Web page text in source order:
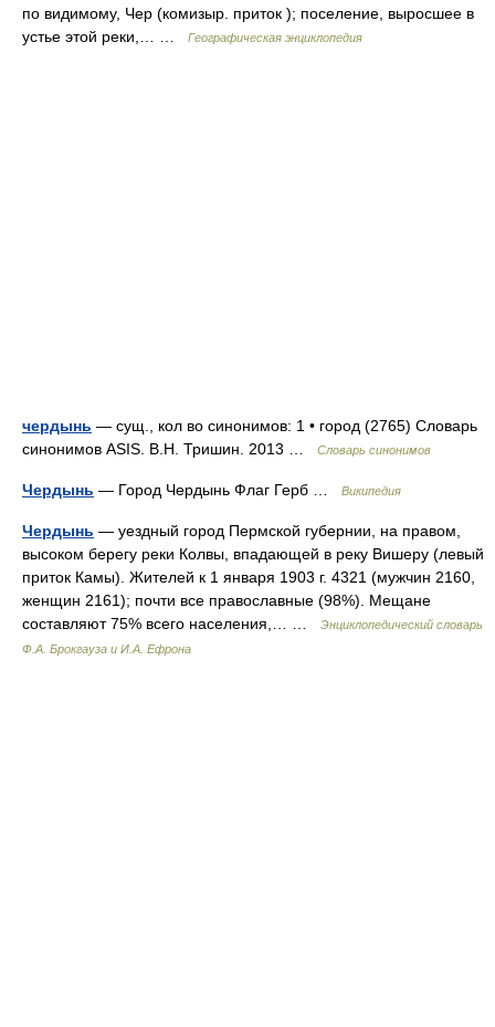
по видимому, Чер (комизыр. приток ); поселение, выросшее в
устье этой реки,… …
Географическая энциклопедия
чердынь — сущ., кол во синонимов: 1 • город (2765) Словарь
синонимов ASIS. В.Н. Тришин. 2013 …
Словарь синонимов
Чердынь — Город Чердынь Флаг Герб … Википедия
Чердынь — уездный город Пермской губернии, на правом,
высоком берегу реки Колвы, впадающей в реку Вишеру (левый
приток Камы). Жителей к 1 января 1903 г. 4321 (мужчин 2160,
женщин 2161); почти все православные (98%). Мещане
составляют 75% всего населения,… …
Энциклопедический словарь
Ф.А. Брокгауза и И.А. Ефрона